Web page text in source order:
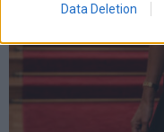
Data Deletion